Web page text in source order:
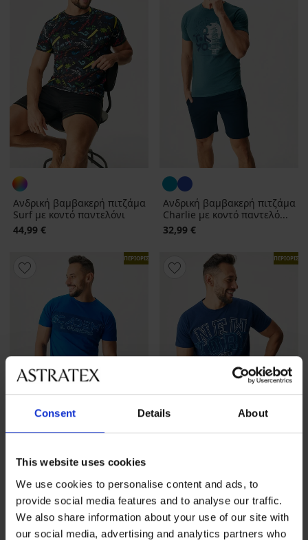
Consent Details About
This website uses cookies
We use cookies to personalise content and ads, to
provide social media features and to analyse our traffic.
We also share information about your use of our site with
our social media, advertising and analytics partners who
Ανδρική βαμβακερή πιτζάμα
Surf με κοντό παντελόνι
44,99 €
Ανδρική βαμβακερή πιτζάμα
Charlie με κοντό παντελό...
32,99 €
ΠΕΡΙΟΡΙΣΜΕΝΑ
Ανδρική βαμβακερή πιτζάμα
Andreas με κοντό παντελό...
32,99 €
Ανδρική βαμβακερή πιτζάμα
Kevin με κοντό παντελόνι
32,99 €